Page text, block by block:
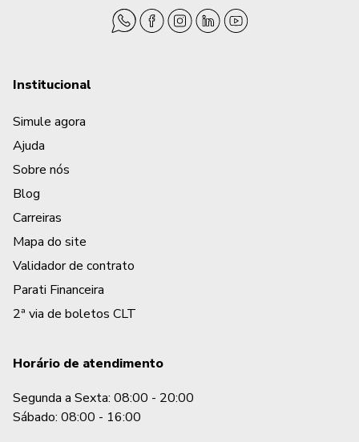
Quantas parcelas preciso ter pago para fazer
Portabilidade de Consignado com margem negativa,
É preciso ter margem consignável disponível para
Aposentado negativado pode fazer Portabilidade?
Posso fazer Portabilidade com mais de um
Quanto tempo demora para o troco cair na conta?
Institucional
Simule agora
Ajuda
Sobre nós
Blog
Carreiras
Mapa do site
Validador de contrato
Parati Financeira
2ª via de boletos CLT
Horário de atendimento
Segunda a Sexta: 08:00 - 20:00
Sábado: 08:00 - 16:00